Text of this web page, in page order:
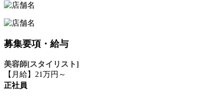
募集要項・給与
美容師[スタイリスト]
【月給】21万円～
正社員